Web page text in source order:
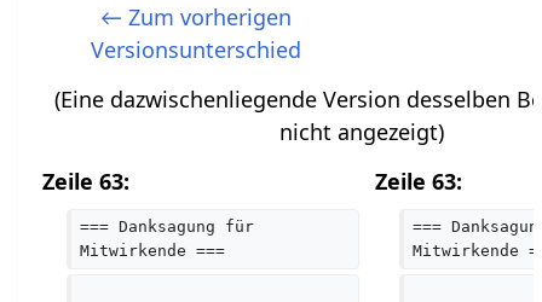
← Zum vorherigen
Versionsunterschied
e
B
e
(Eine dazwischenliegende Version desselben
nicht angezeigt)
Zeile 63:
Zeile 63:
=== Danksagung für
Mitwirkende ===
===
Mitwirkende